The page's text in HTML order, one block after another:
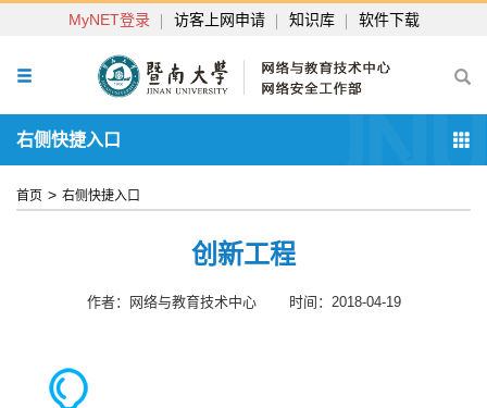
MyNET登录 访客上网申请 知识库 软件下载
右侧快捷入口
首页 > 右侧快捷入口
创新工程
作者：网络与教育技术中心 时间：2018-04-19